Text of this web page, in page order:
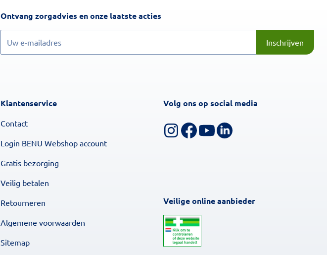
Ontvang zorgadvies en onze laatste actiesInschrijven
Inschrijven
Klantenservice
Contact
Login BENU Webshop account
Gratis bezorging
Veilig betalen
Retourneren
Algemene voorwaarden
Sitemap
Volg ons op social media
Volg ons op Instagram
Volg ons op Facebook
Bekijk ons YouTube-kanaal
Veilige online aanbieder